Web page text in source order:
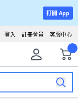
打開 App
客服中心
註冊會員
登入